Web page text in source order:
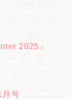
2025」
月号